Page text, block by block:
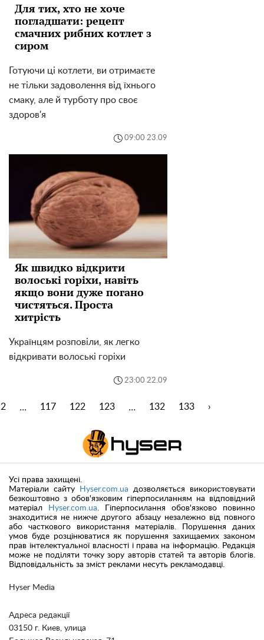
Для тих, хто не хоче
погладшати: рецепт
смачних рибних котлет з
сиром
Готуючи ці котлети, ви отримаєте
не тільки задоволення від їхнього
смаку, але й турботу про своє
здоров'я
09:00 23.09
Як швидко відкрити
волоські горіхи, навіть
якщо вони дуже погано
чистяться. Проста
хитрість
Українцям розповіли, як легко
відкривати волоські горіхи
23:00 22.09
2 ... 117 122 123 ... 132 133 ›
Hyser Media
Адреса редакції
03150 г. Киев, улица
Усі права захищені.
Матеріали сайту
Hyser.com.ua дозволяється використовувати
безкоштовно з обов'язковим гіперпосиланням на відповідний
матеріал
Hyser.com.ua. Гіперпосилання обов'язково повинно
знаходитися не нижче другого абзацу незалежно від повного
або часткового використання матеріалів. Порушення даних
умов буде розцінюватися як порушення захищаемих законом
прав інтелектуальної власності і права на інформацію. Редакція
може не поділяти точку зору авторів статей та авторів блогів.
Відповідальність за зміст реклами несуть рекламодавці.